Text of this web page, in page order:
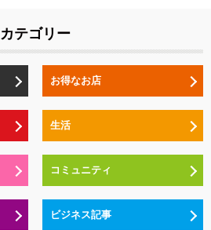
カテゴリー
お得なお店
生活
コミュニティ
ビジネス記事